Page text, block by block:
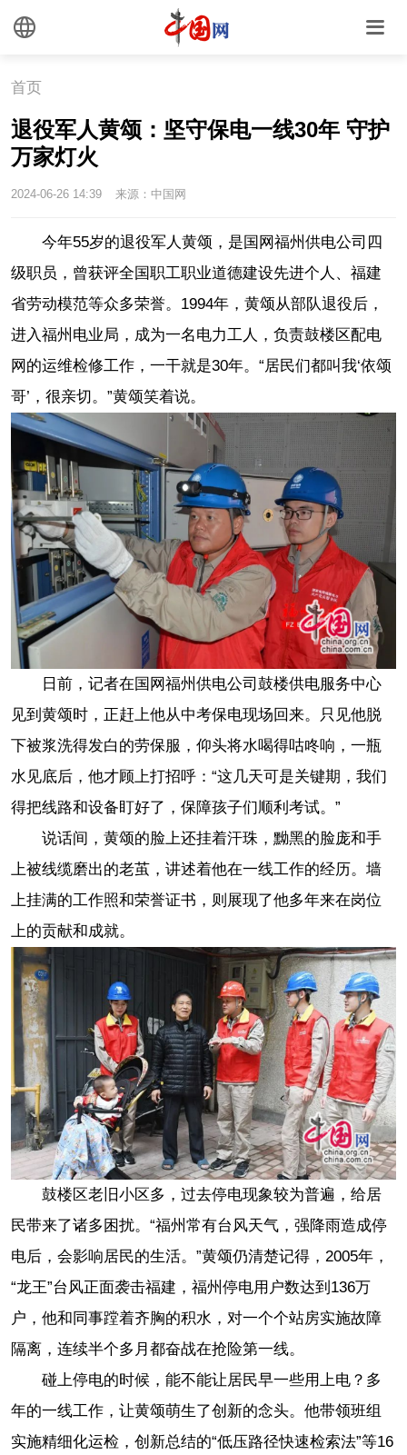
首页
退役军人黄颂：坚守保电一线30年 守护
万家灯火
2024-06-26 14:39 来源：中国网
今年55岁的退役军人黄颂，是国网福州供电公司四
级职员，曾获评全国职工职业道德建设先进个人、福建
省劳动模范等众多荣誉。1994年，黄颂从部队退役后，
进入福州电业局，成为一名电力工人，负责鼓楼区配电
网的运维检修工作，一干就是30年。“居民们都叫我‘依颂
哥’，很亲切。”黄颂笑着说。
日前，记者在国网福州供电公司鼓楼供电服务中心
见到黄颂时，正赶上他从中考保电现场回来。只见他脱
下被浆洗得发白的劳保服，仰头将水喝得咕咚响，一瓶
水见底后，他才顾上打招呼：“这几天可是关键期，我们
得把线路和设备盯好了，保障孩子们顺利考试。”
说话间，黄颂的脸上还挂着汗珠，黝黑的脸庞和手
上被线缆磨出的老茧，讲述着他在一线工作的经历。墙
上挂满的工作照和荣誉证书，则展现了他多年来在岗位
上的贡献和成就。
鼓楼区老旧小区多，过去停电现象较为普遍，给居
民带来了诸多困扰。“福州常有台风天气，强降雨造成停
电后，会影响居民的生活。”黄颂仍清楚记得，2005年，
“龙王”台风正面袭击福建，福州停电用户数达到136万
户，他和同事蹚着齐胸的积水，对一个个站房实施故障
隔离，连续半个多月都奋战在抢险第一线。
碰上停电的时候，能不能让居民早一些用上电？多
年的一线工作，让黄颂萌生了创新的念头。他带领班组
实施精细化运检，创新总结的“低压路径快速检索法”等16